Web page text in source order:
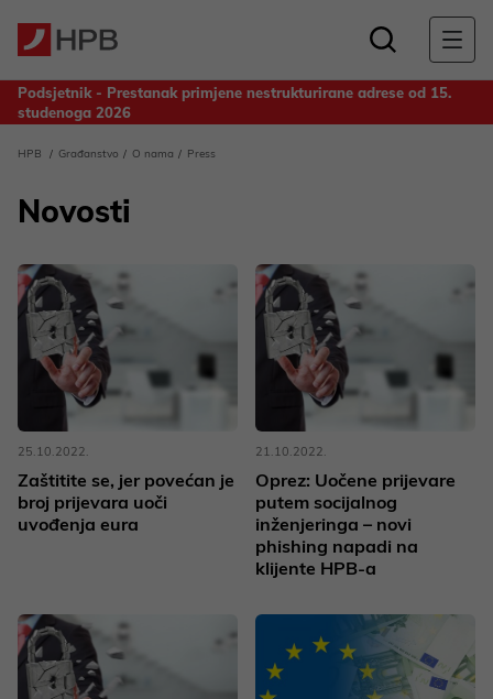
Podsjetnik - Prestanak primjene nestrukturirane adrese od 15.
studenoga 2026
ostvarene u 2025. godini
HPB Građanstvo O nama Press
Novosti
25.10.2022.
Zaštitite se, jer povećan je
broj prijevara uoči
uvođenja eura
21.10.2022.
Oprez: Uočene prijevare
putem socijalnog
inženjeringa – novi
phishing napadi na
klijente HPB-a